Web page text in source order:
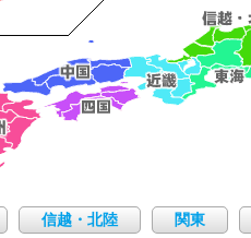
信越・北陸 関東